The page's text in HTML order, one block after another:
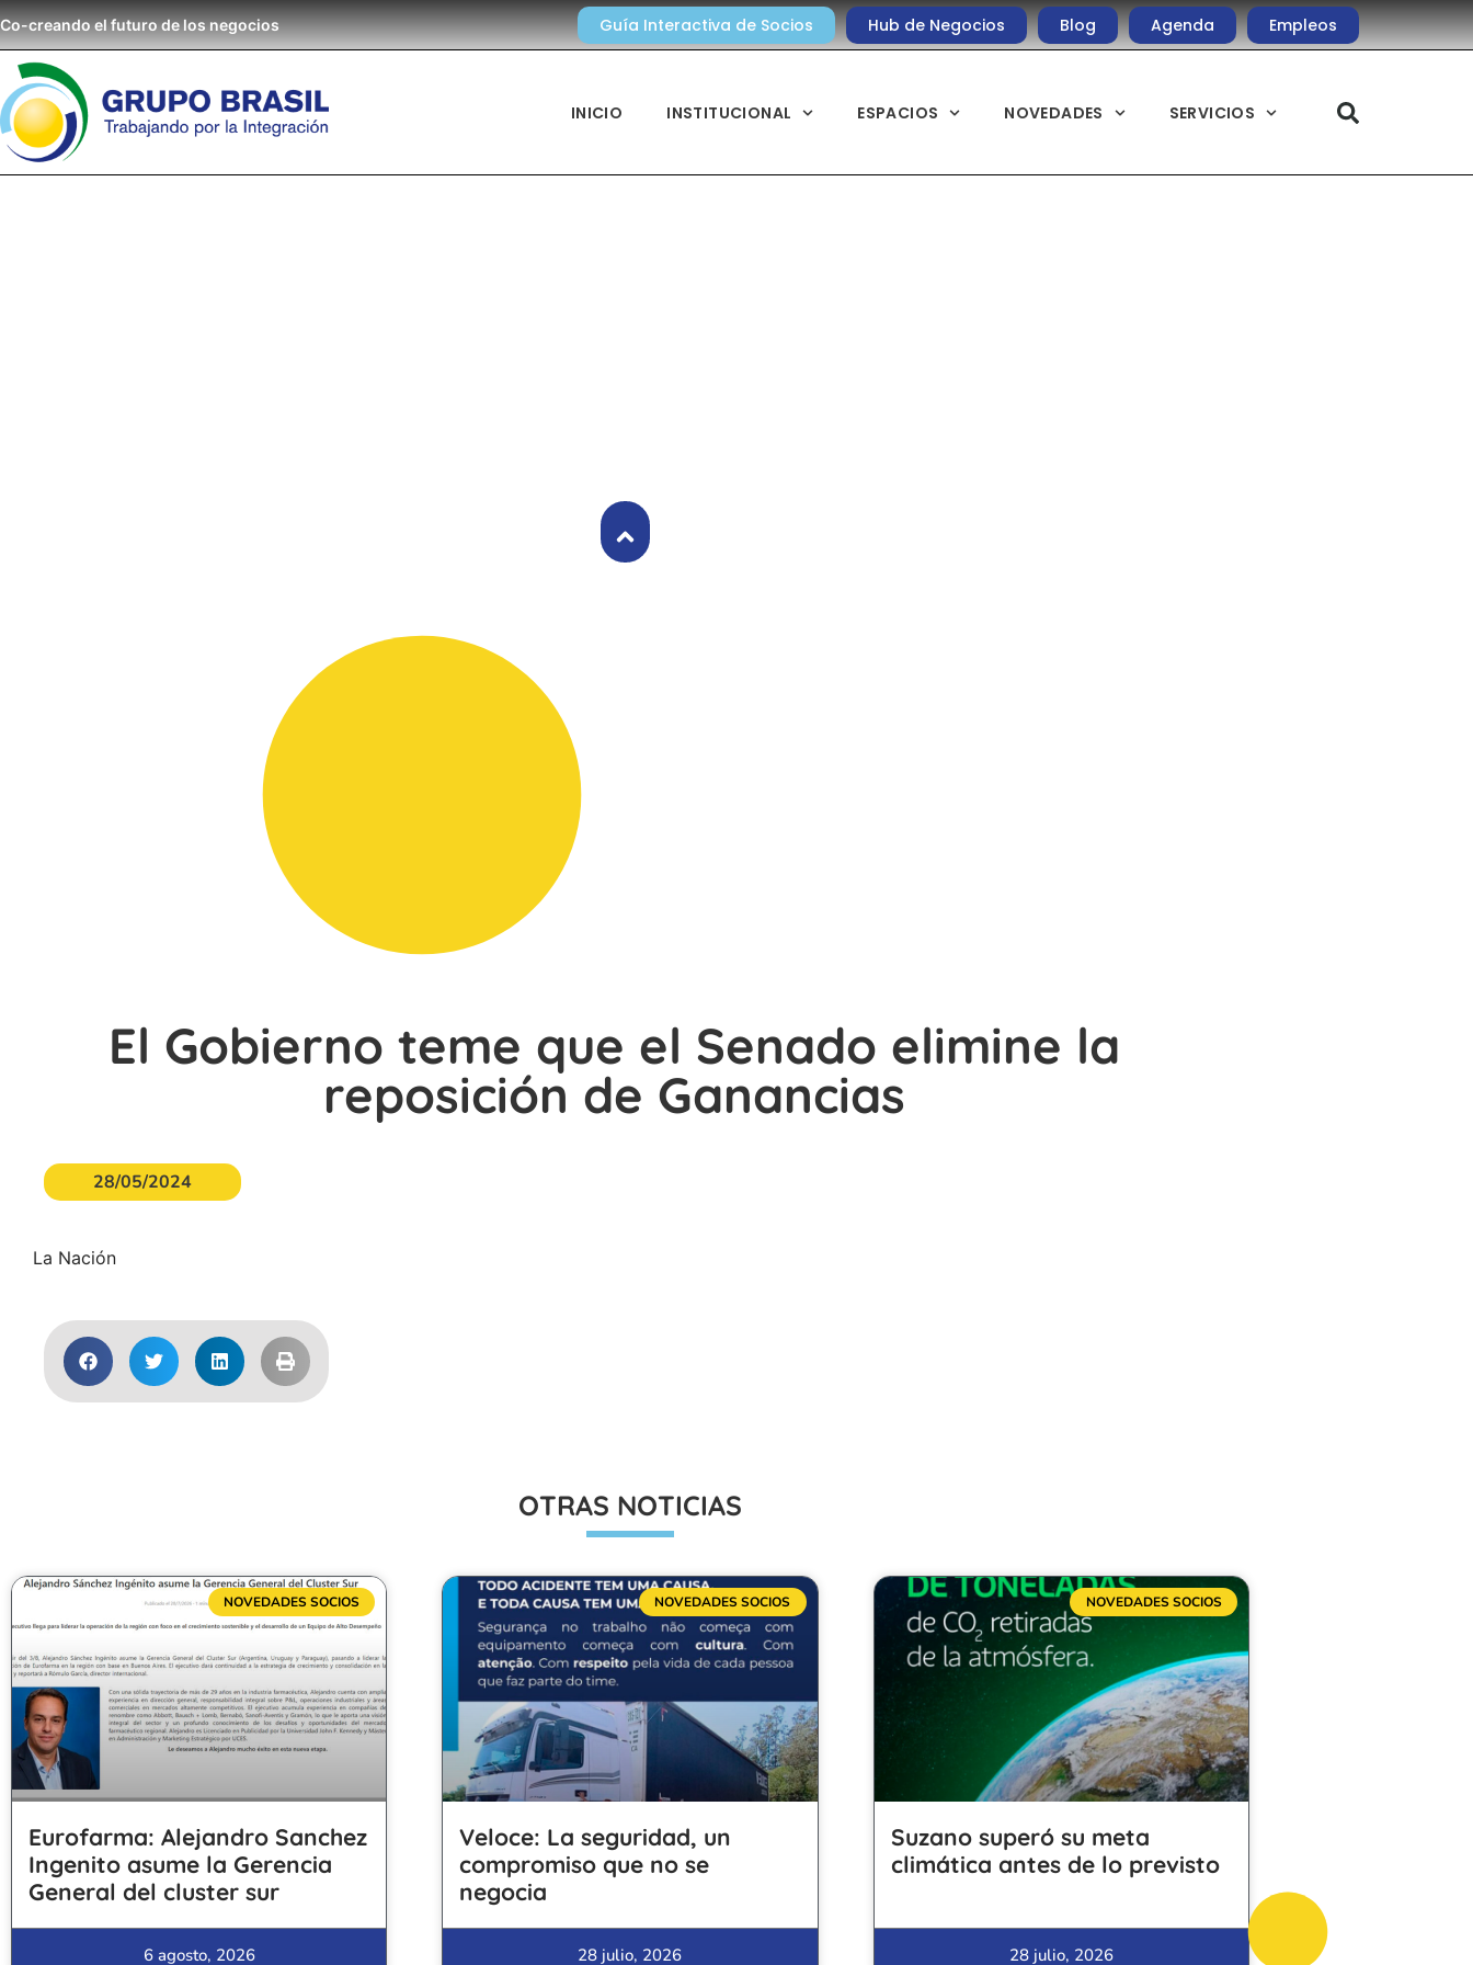
Co-creando el futuro de los negocios Guía Interactiva de Socios Hub de Negocios Blog Agenda Empleos
INICIO INSTITUCIONAL ESPACIOS NOVEDADES SERVICIOS
El Gobierno teme que el Senado elimine la
reposición de Ganancias
28/05/2024
La Nación
OTRAS NOTICIAS
NOVEDADES SOCIOS
Eurofarma: Alejandro Sanchez
Ingenito asume la Gerencia
General del cluster sur
6 agosto, 2026
NOVEDADES SOCIOS
Veloce: La seguridad, un
compromiso que no se
negocia
28 julio, 2026
NOVEDADES SOCIOS
Suzano superó su meta
climática antes de lo previsto
28 julio, 2026